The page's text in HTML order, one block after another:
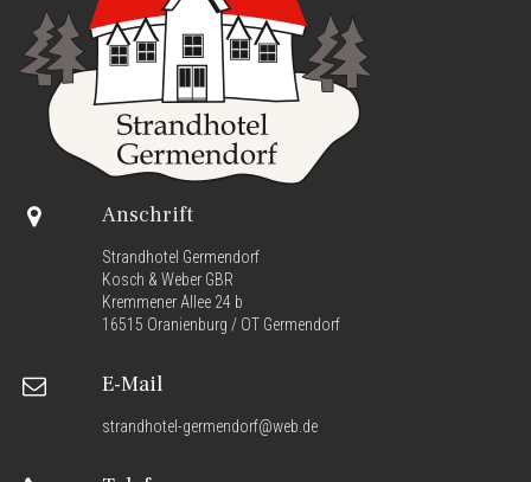
 Anschrift
Strandhotel Germendorf
Kosch & Weber GBR
Kremmener Allee 24 b
16515 Oranienburg / OT Germendorf
 E-Mail
strandhotel-germendorf@web.de